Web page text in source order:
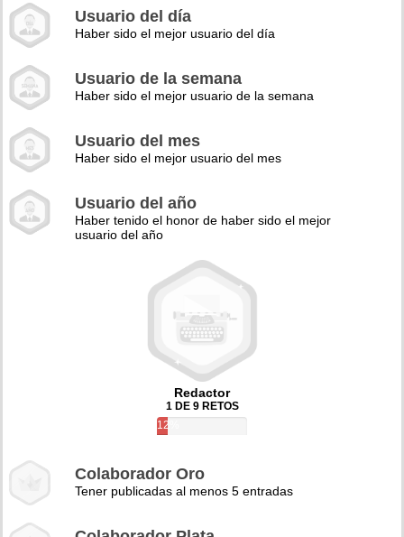
Usuario del día
Haber sido el mejor usuario del día
Usuario de la semana
Haber sido el mejor usuario de la semana
Usuario del mes
Haber sido el mejor usuario del mes
Usuario del año
Haber tenido el honor de haber sido el mejor
usuario del año
Redactor
1 DE 9 RETOS
12%
Colaborador Oro
Tener publicadas al menos 5 entradas